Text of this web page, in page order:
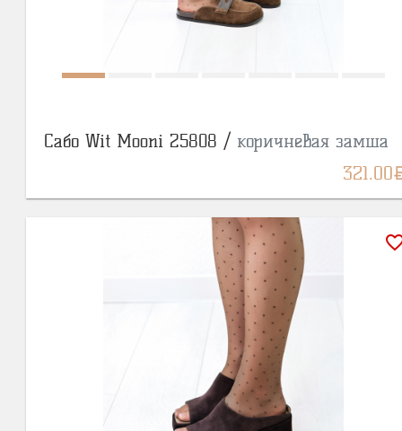
Сабо Wit Mooni 25808 / коричневая замша
321.00